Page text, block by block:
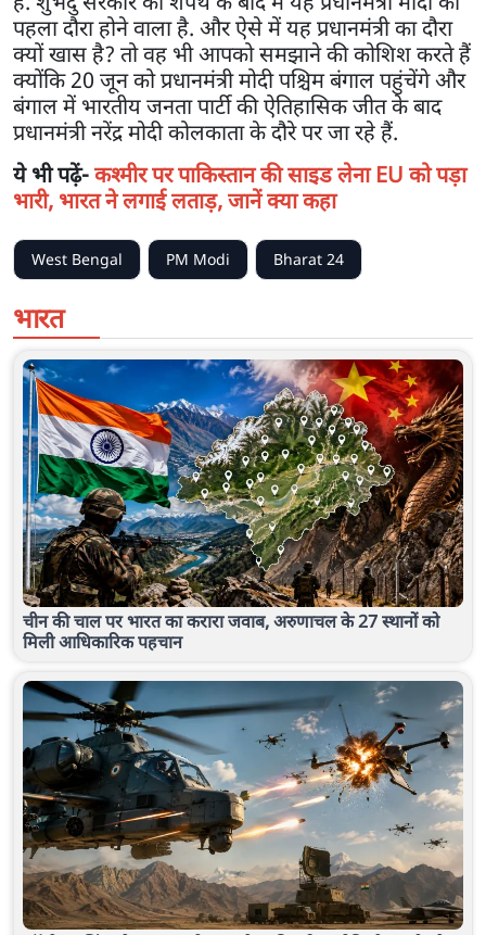
पहला दौरा होने वाला है. और ऐसे में यह प्रधानमंत्री का दौरा
क्यों खास है? तो वह भी आपको समझाने की कोशिश करते हैं
क्योंकि 20 जून को प्रधानमंत्री मोदी पश्चिम बंगाल पहुंचेंगे और
बंगाल में भारतीय जनता पार्टी की ऐतिहासिक जीत के बाद
प्रधानमंत्री नरेंद्र मोदी कोलकाता के दौरे पर जा रहे हैं.
ये भी पढ़ें-कश्मीर पर पाकिस्तान की साइड लेना EU को पड़ा
भारी, भारत ने लगाई लताड़, जानें क्या कहा
West Bengal PM Modi Bharat 24
भारत
चीन की चाल पर भारत का करारा जवाब, अरुणाचल के 27 स्थानों को
मिली आधिकारिक पहचान